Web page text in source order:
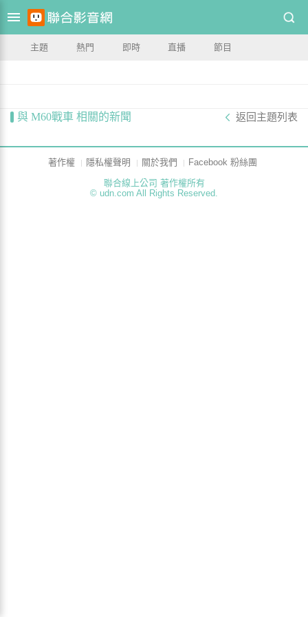
主題 熱門 即時 直播 節目
與 M60戰車 相關的新聞 返回主題列表
著作權 隱私權聲明 關於我們
Facebook 粉絲團
聯合線上公司 著作權所有
© udn.com All Rights Reserved.